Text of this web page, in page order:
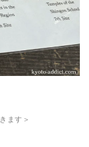
ます＞